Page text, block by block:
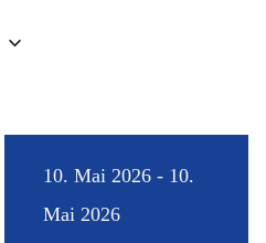
10. Mai 2026 - 10.
Mai 2026